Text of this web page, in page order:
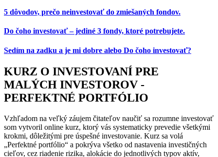
5 dôvodov, prečo neinvestovať do zmiešaných fondov.
Do čoho investovať – jediné 3 fondy, ktoré potrebujete.
Sedím na zadku a je mi dobre alebo Do čoho investovať?
KURZ O INVESTOVANÍ PRE
MALÝCH INVESTOROV -
PERFEKTNÉ PORTFÓLIO
Vzhľadom na veľký záujem čitateľov naučiť sa rozumne investovať
som vytvoril online kurz, ktorý vás systematicky prevedie všetkými
krokmi, dôležitými pre úspešné investovanie. Kurz sa volá
„Perfektné portfólio“ a pokrýva všetko od nastavenia investičných
cieľov, cez riadenie rizika, alokácie do jednotlivých typov aktív,